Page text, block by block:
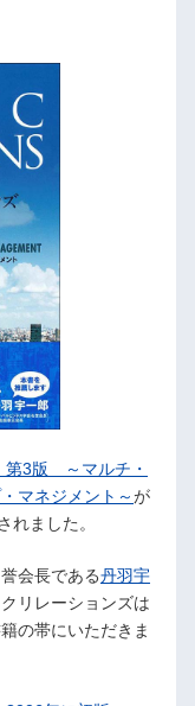
第3版 ～マルチ・
マネジメント～が
れました。
会長である丹羽宇
リレーションズは
の帯にいただきま